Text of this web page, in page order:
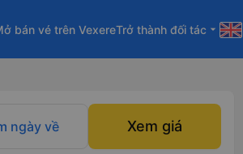
bán vé trên VexereTrở thành đối tác arrow_drop_down
ngày về Xem giá